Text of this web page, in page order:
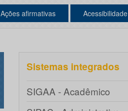
Ações afirmativas Acessibilidade
Sistemas integrados
SIGAA - Acadêmico